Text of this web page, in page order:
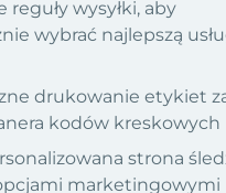
wysyłki, aby
wybrać najlepszą
drukowanie etykiet
kodów kreskowych
strona
marketingowymi